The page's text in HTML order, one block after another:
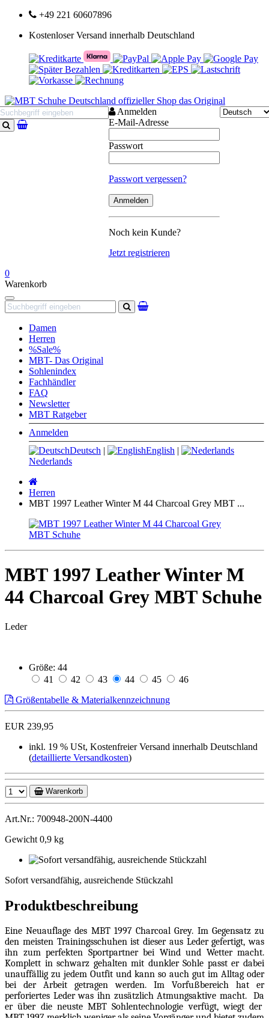
+49 221 60607896
Kostenloser Versand innerhalb Deutschland
Suchen
Anmelden
E-Mail-Adresse
Passwort
Passwort vergessen?
Noch kein Kunde?
Jetzt registrieren
0
Warenkorb
Navigation
Suchen
Damen
Herren
%Sale%
MBT- Das Original
Sohlenindex
Fachhändler
FAQ
Newsletter
MBT Ratgeber
Anmelden
Deutsch | English |
Nederlands
Herren
MBT 1997 Leather Winter M 44 Charcoal Grey MBT ...
MBT 1997 Leather Winter M
44 Charcoal Grey MBT Schuhe
Leder
Größe: 44
41
42 43 44 45
46
Größentabelle & Materialkennzeichnung
EUR 239,95
inkl. 19 % USt, Kostenfreier Versand innerhalb Deutschland
(detaillierte Versandkosten)
Warenkorb
Art.Nr.: 700948-200N-4400
Gewicht 0,9 kg
Sofort versandfähig, ausreichende Stückzahl
Produktbeschreibung
Eine Neuauflage des MBT 1997 Charcoal Grey. Im Gegensatz zu
den meisten Trainingsschuhen ist dieser aus Leder gefertigt, was
ihn zum perfekten Sportpartner bei Wind und Wetter macht.
Komplett in schwarz gehalten mit dunkler Sohle passt er dabei
unauffällig zu jedem Outfit und kann so auch gut im Alltag oder
bei der Arbeit getragen werden. Im Vorfußbereich hat er
perforiertes Leder was ihn zusätzlich Atmungsaktive macht.
Da
er über die neuste MBT Sohlentechnologie verfügt, wiegt der